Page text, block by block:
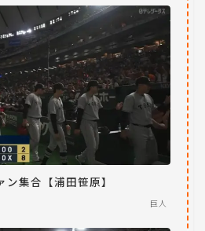
ン集合【浦田笹原】
巨人